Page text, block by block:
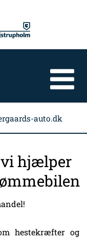
auto.dk
hjælper
hestekræfter og